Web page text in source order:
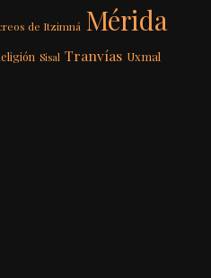
de Itzimná Mérida
Sisal Tranvías Uxmal